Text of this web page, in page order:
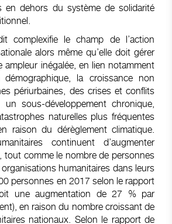
en dehors du système de solidarité
complexifie le champ de l’action
alors même qu’elle doit gérer
ampleur inégalée, en lien notamment
la croissance non
périurbaines, des crises et conflits
un sous-développement chronique,
naturelles plus fréquentes
raison du dérèglement climatique.
continuent d’augmenter
tout comme le nombre de personnes
humanitaires dans leurs
personnes en 2017 selon le rapport
une augmentation de 27 % par
en raison du nombre croissant de
nationaux. Selon le rapport de